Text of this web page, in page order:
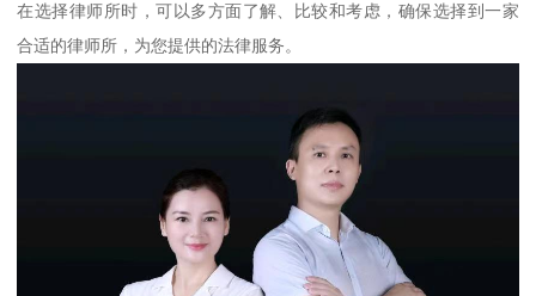
在选择律师所时，可以多方面了解、比较和考虑，确保选择到一家
合适的律师所，为您提供的法律服务。